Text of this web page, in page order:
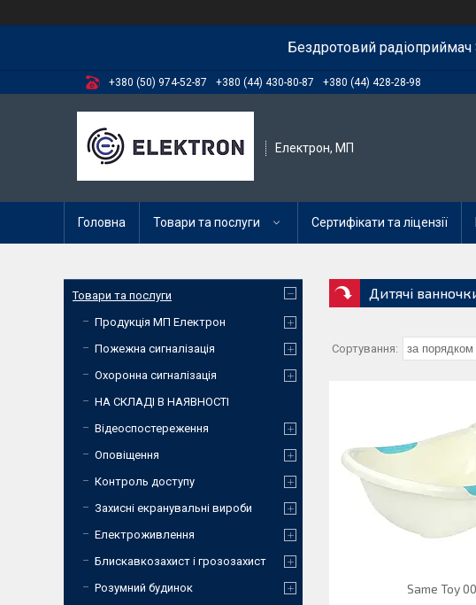
Бездротовий
+380 (50) 974-52-87 +380 (44) 430-80-87 +380 (44) 428-28-98
Електрон, МП
Головна Товари та послуги Сертифікати та ліцензії
Дитячі
Same Toy
Товари та послуги
Продукція МП Електрон
Пожежна сигналізація
Охоронна сигналізація
НА СКЛАДІ В НАЯВНОСТІ
Відеоспостереження
Оповіщення
Контроль доступу
Захисні екранувальні вироби
Електроживлення
Блискавкозахист і грозозахист
Розумний будинок